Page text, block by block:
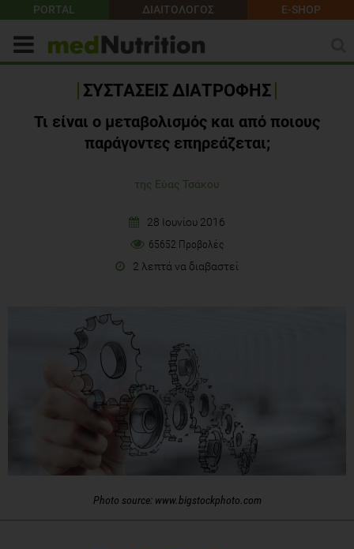
PORTAL ΔΙΑΙΤΟΛΟΓΟΣ E-SHOP
ΣΥΣΤΑΣΕΙΣ ΔΙΑΤΡΟΦΗΣ
Τι είναι ο μεταβολισμός και από ποιους
παράγοντες επηρεάζεται;
της Εύας Τσάκου
28 Ιουνίου 2016
65652 Προβολές
2 λεπτά να διαβαστεί
Photo source: www.bigstockphoto.com